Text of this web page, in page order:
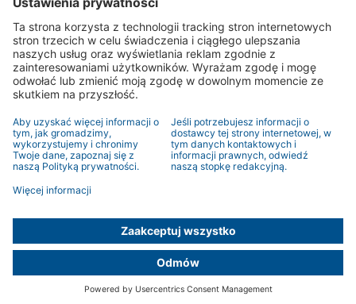
Inne zastosowania
Kontakt
Konsultanci
Formularz kontaktowy
© 2026 BECKER-Antriebe GmbH
Polityka prywatności
maintenance
Privacy Settings